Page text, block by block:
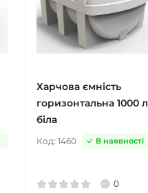
Харчова ємність
горизонтальна 1000 л
біла
Код:1460 В наявності
0